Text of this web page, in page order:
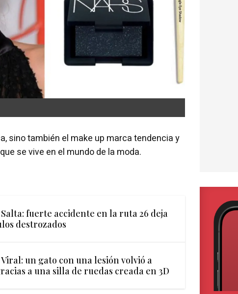
sino también el make up marca tendencia y
se vive en el mundo de la moda.
Salta: fuerte accidente en la ruta 26 deja
destrozados
Viral: un gato con una lesión volvió a
a una silla de ruedas creada en 3D